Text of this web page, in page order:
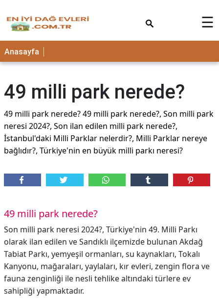
☰
Anasayfa
49 milli park nerede?
49 milli park nerede? 49 milli park nerede?, Son milli park
neresi 2024?, Son ilan edilen milli park nerede?,
İstanbul'daki Milli Parklar nelerdir?, Milli Parklar nereye
bağlıdır?, Türkiye'nin en büyük milli parkı neresi?
49 milli park nerede?
Son milli park neresi 2024?, Türkiye'nin 49. Milli Parkı
olarak ilan edilen ve Sandıklı ilçemizde bulunan Akdağ
Tabiat Parkı, yemyeşil ormanları, su kaynakları, Tokalı
Kanyonu, mağaraları, yaylaları, kır evleri, zengin flora ve
fauna zenginliği ile nesli tehlike altındaki türlere ev
sahipliği yapmaktadır.